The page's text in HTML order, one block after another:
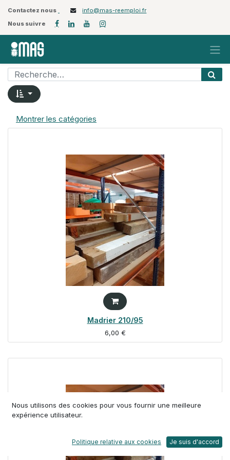
Contactez nous
info@mas-reemploi.fr
Nous suivre
Montrer les catégories
Madrier 210/95
6,00 €
Nous utilisons des cookies pour vous fournir une meilleure
expérience utilisateur.
Politique relative aux cookies Je suis d'accord